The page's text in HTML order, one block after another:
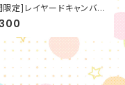
限定]レイヤードキャンバス
[浴衣]（2026年7月度）